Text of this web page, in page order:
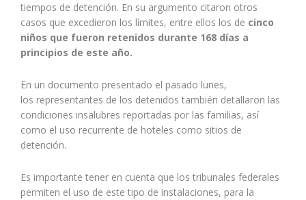
tiempos de detención. En su argumento citaron otros
casos que excedieron los límites, entre ellos los de cinco
niños que fueron retenidos durante 168 días a
principios de este año.
En un documento presentado el pasado lunes,
los representantes de los detenidos también detallaron las
condiciones insalubres reportadas por las familias, así
como el uso recurrente de hoteles como sitios de
detención.
Es importante tener en cuenta que los tribunales federales
permiten el uso de este tipo de instalaciones, para la